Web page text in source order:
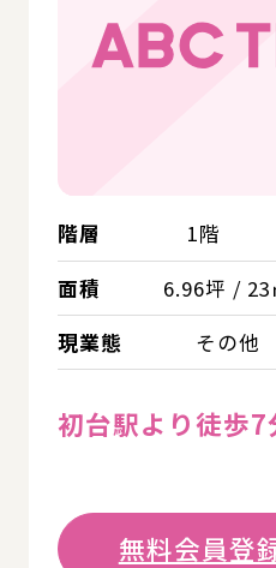
階層
1階
面積
6.96坪 / 23
現業態
その他
初台駅より徒歩
無料会員登